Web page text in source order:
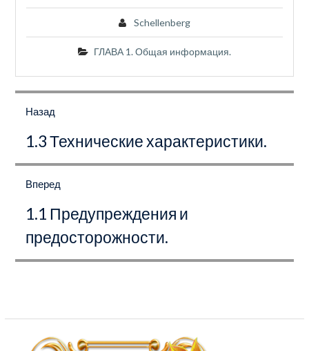
Schellenberg
ГЛАВА 1. Общая информация.
поНазад
запись:
1.3 Технические характеристики.
Вперед
запись:
1.1 Предупреждения и
предосторожности.